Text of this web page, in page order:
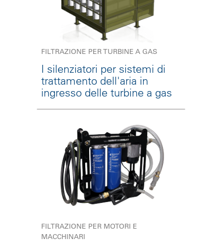
FILTRAZIONE PER TURBINE A GAS
I silenziatori per sistemi di
trattamento dell'aria in
ingresso delle turbine a gas
FILTRAZIONE PER MOTORI E
MACCHINARI